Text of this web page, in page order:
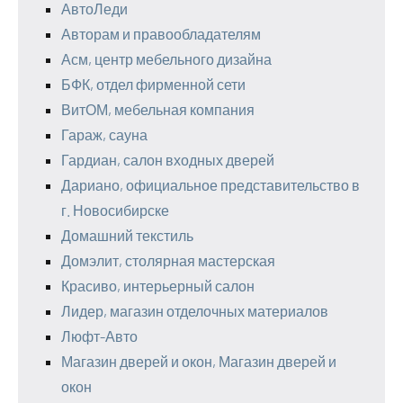
АвтоЛеди
Авторам и правообладателям
Асм, центр мебельного дизайна
БФК, отдел фирменной сети
ВитОМ, мебельная компания
Гараж, сауна
Гардиан, салон входных дверей
Дариано, официальное представительство в
г. Новосибирске
Домашний текстиль
Домэлит, столярная мастерская
Красиво, интерьерный салон
Лидер, магазин отделочных материалов
Люфт-Авто
Магазин дверей и окон, Магазин дверей и
окон